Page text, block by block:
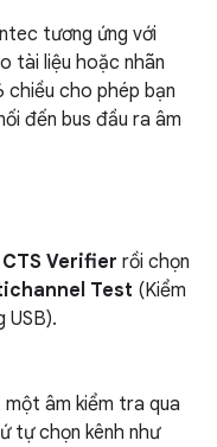
tương ứng với
tài liệu hoặc nhãn
chiều cho phép bạn
đến bus đầu ra âm
CTS Verifier rồi chọn
Test (Kiểm
USB).
âm kiểm tra qua
tự chọn kênh như